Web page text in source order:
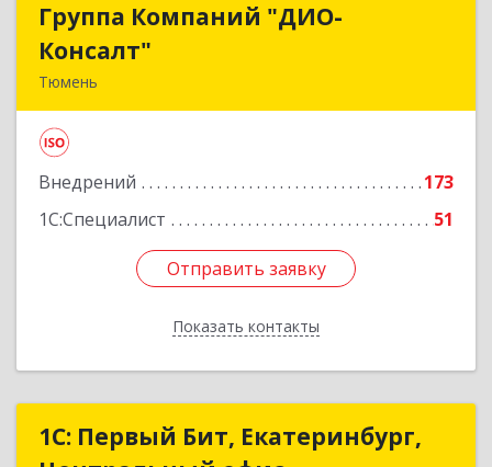
Группа Компаний "ДИО-
Консалт"
Тюмень
Внедрений
173
1С:Специалист
51
Отправить заявку
Показать контакты
Группа Компаний "ДИО-
Подробнее
Отправить заявку
Назад
1С: Первый Бит, Екатеринбург,
1С: Первый Бит, Екатеринбург,